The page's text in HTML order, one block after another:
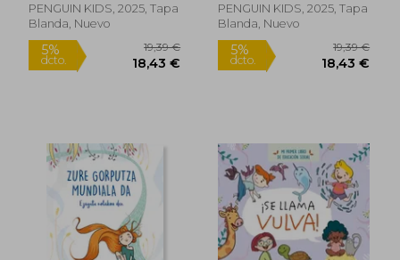
PENGUIN KIDS, 2025, Tapa
Blanda, Nuevo
PENGUIN KIDS, 2025, Tapa
Blanda, Nuevo